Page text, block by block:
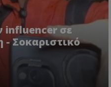
influencer σε
Σοκαριστικό